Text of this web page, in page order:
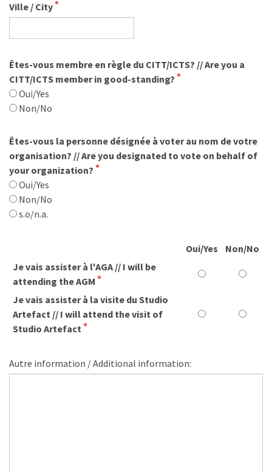
Ville / City
Êtes-vous membre en règle du CITT/ICTS? // Are you a
CITT/ICTS member in good-standing?
Oui/Yes
Non/No
Êtes-vous la personne désignée à voter au nom de votre
organisation? // Are you designated to vote on behalf of
your organization?
Oui/Yes
Non/No
s.o/n.a.
Oui/Yes
Non/No
Je vais assister à l'AGA // I will be
attending the AGM
Je vais assister à la visite du Studio
Artefact // I will attend the visit of
Studio Artefact
Autre information / Additional information: